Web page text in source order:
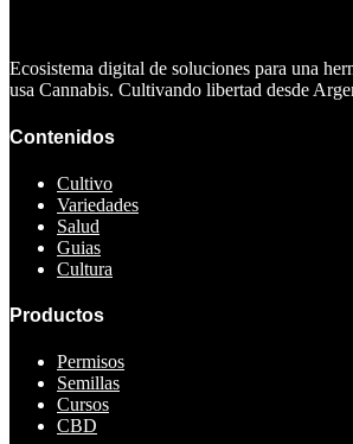
Ecosistema digital de soluciones para una
usa Cannabis. Cultivando libertad desde
Contenidos
Cultivo
Variedades
Salud
Guias
Cultura
Productos
Permisos
Semillas
Cursos
CBD